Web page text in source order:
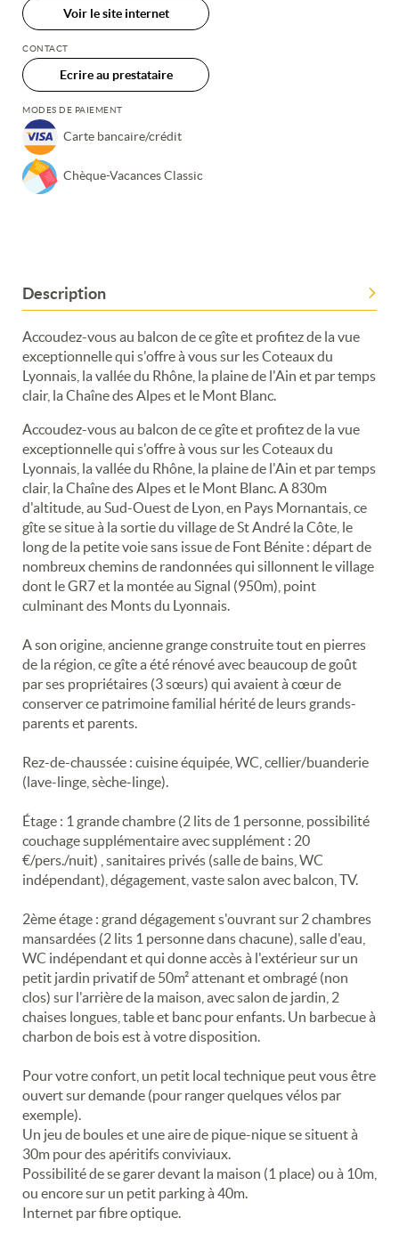
Description
Accoudez-vous au balcon de ce gîte et profitez de la vue
exceptionnelle qui s'offre à vous sur les Coteaux du
Lyonnais, la vallée du Rhône, la plaine de l'Ain et par temps
clair, la Chaîne des Alpes et le Mont Blanc.
Accoudez-vous au balcon de ce gîte et profitez de la vue
exceptionnelle qui s'offre à vous sur les Coteaux du
Lyonnais, la vallée du Rhône, la plaine de l'Ain et par temps
clair, la Chaîne des Alpes et le Mont Blanc. A 830m
d'altitude, au Sud-Ouest de Lyon, en Pays Mornantais, ce
gîte se situe à la sortie du village de St André la Côte, le
long de la petite voie sans issue de Font Bénite : départ de
nombreux chemins de randonnées qui sillonnent le village
dont le GR7 et la montée au Signal (950m), point
culminant des Monts du Lyonnais.
A son origine, ancienne grange construite tout en pierres
de la région, ce gîte a été rénové avec beaucoup de goût
par ses propriétaires (3 sœurs) qui avaient à cœur de
conserver ce patrimoine familial hérité de leurs grands-
parents et parents.
Rez-de-chaussée : cuisine équipée, WC, cellier/buanderie
(lave-linge, sèche-linge).
Étage : 1 grande chambre (2 lits de 1 personne, possibilité
couchage supplémentaire avec supplément : 20
€/pers./nuit) , sanitaires privés (salle de bains, WC
indépendant), dégagement, vaste salon avec balcon, TV.
2ème étage : grand dégagement s'ouvrant sur 2 chambres
mansardées (2 lits 1 personne dans chacune), salle d'eau,
WC indépendant et qui donne accès à l'extérieur sur un
petit jardin privatif de 50m² attenant et ombragé (non
clos) sur l'arrière de la maison, avec salon de jardin, 2
chaises longues, table et banc pour enfants. Un barbecue à
charbon de bois est à votre disposition.
Pour votre confort, un petit local technique peut vous être
ouvert sur demande (pour ranger quelques vélos par
exemple).
Un jeu de boules et une aire de pique-nique se situent à
30m pour des apéritifs conviviaux.
Possibilité de se garer devant la maison (1 place) ou à 10m,
ou encore sur un petit parking à 40m.
Internet par fibre optique.
Voir le site internet
CONTACT
Ecrire au prestataire
MODES DE PAIEMENT
Carte bancaire/crédit
Chèque-Vacances Classic